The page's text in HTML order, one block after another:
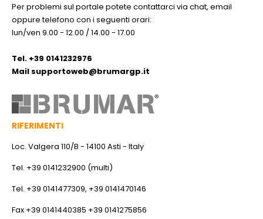
Per problemi sul portale potete contattarci via chat, email
oppure telefono con i seguenti orari:
lun/ven 9.00 - 12.00 / 14.00 - 17.00
Tel. +39 0141232976
Mail supportoweb@brumargp.it
RIFERIMENTI
Loc. Valgera 110/B - 14100 Asti - Italy
Tel. +39 0141232900 (multi)
Tel. +39 0141477309, +39 0141470146
Fax +39 0141440385 +39 0141275856